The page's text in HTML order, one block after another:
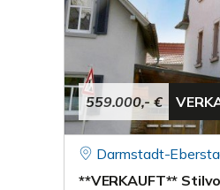
559.000,- €
Darmstadt-
**VERKAUFT**